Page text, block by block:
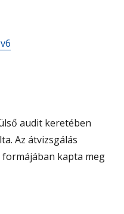
audit keretében
Az átvizsgálás
kapta meg